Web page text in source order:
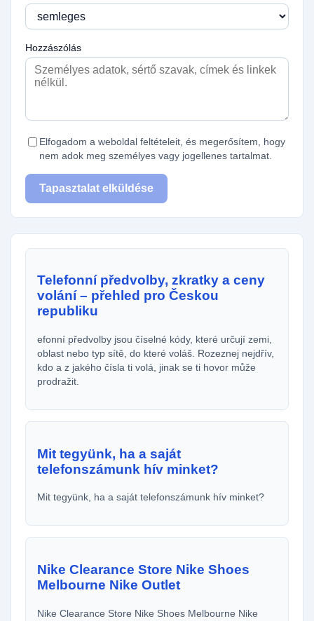
Hozzászólás
Elfogadom a weboldal feltételeit, és megerősítem, hogy
nem adok meg személyes vagy jogellenes tartalmat.
Tapasztalat elküldése
Telefonní předvolby, zkratky a ceny
volání – přehled pro Českou
republiku
efonní předvolby jsou číselné kódy, které určují zemi,
oblast nebo typ sítě, do které voláš. Rozeznej nejdřív,
kdo a z jakého čísla ti volá, jinak se ti hovor může
prodražit.
Mit tegyünk, ha a saját
telefonszámunk hív minket?
Mit tegyünk, ha a saját telefonszámunk hív minket?
Nike Clearance Store Nike Shoes
Melbourne Nike Outlet
Nike Clearance Store Nike Shoes Melbourne Nike